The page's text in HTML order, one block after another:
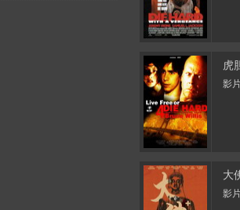
虎
影
大
影